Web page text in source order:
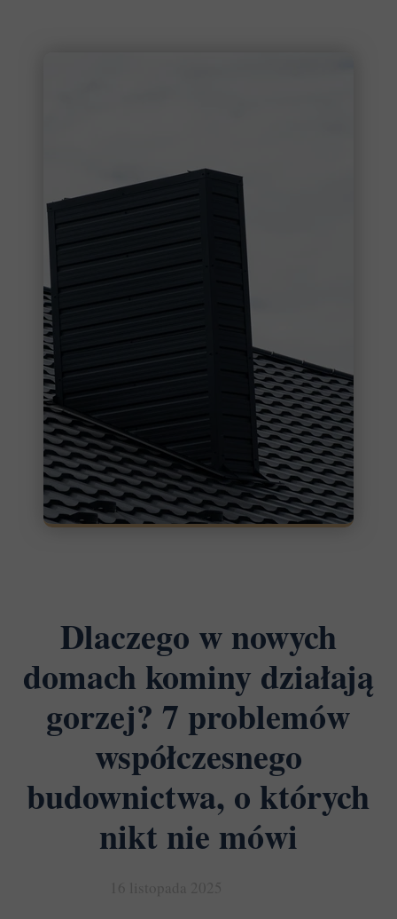
Dlaczego w nowych
domach kominy działają
gorzej? 7 problemów
współczesnego
budownictwa, o których
nikt nie mówi